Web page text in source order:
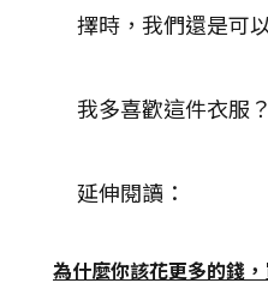
擇時，我們還是可
我多喜歡這件衣服
延伸閱讀：
為什麼你該花更多的錢